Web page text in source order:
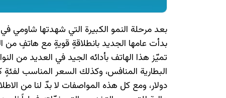
بعد مرحلة النمو الكبيرة التي شهدتها شاومي في
بدأت عامها الجديد بانطلاقةٍ قويةٍ مع هاتفٍ
تميّز هذا الهاتف بأدائه الجيد في العديد من
دولار، ومع كل هذه المواصفات لا بدّ لنا من